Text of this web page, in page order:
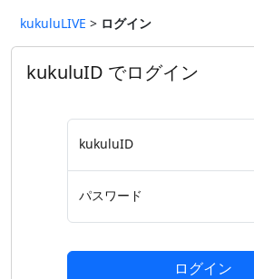
kukuluLIVE > ログイン
kukuluID でログイン
kukuluID
パスワード
ログイン